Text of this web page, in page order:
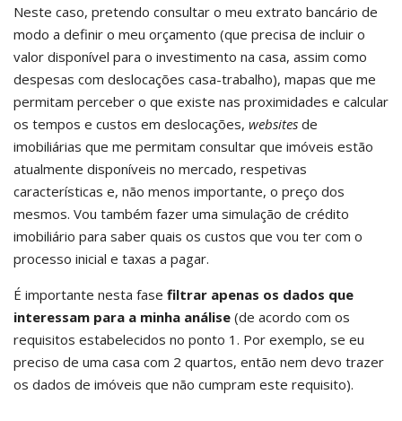
Neste caso, pretendo consultar o meu extrato bancário de
modo a definir o meu orçamento (que precisa de incluir o
valor disponível para o investimento na casa, assim como
despesas com deslocações casa-trabalho), mapas que me
permitam perceber o que existe nas proximidades e calcular
os tempos e custos em deslocações, websites de
imobiliárias que me permitam consultar que imóveis estão
atualmente disponíveis no mercado, respetivas
características e, não menos importante, o preço dos
mesmos. Vou também fazer uma simulação de crédito
imobiliário para saber quais os custos que vou ter com o
processo inicial e taxas a pagar.
É importante nesta fase filtrar apenas os dados que
interessam para a minha análise (de acordo com os
requisitos estabelecidos no ponto 1. Por exemplo, se eu
preciso de uma casa com 2 quartos, então nem devo trazer
os dados de imóveis que não cumpram este requisito).